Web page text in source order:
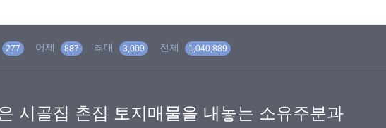
277 어제 887 최대 3,009 전체 1,040,889
시골집 촌집 토지매물을 내놓는 소유주분과